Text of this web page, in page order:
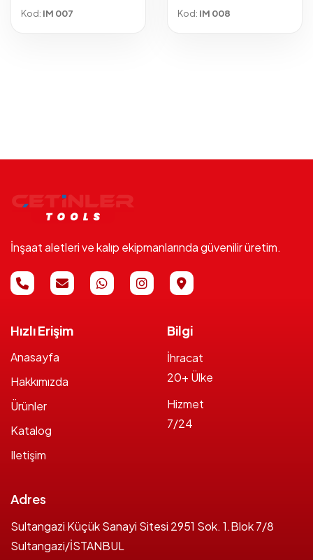
Kod: IM 007 Kod: IM 008
İnşaat aletleri ve kalıp ekipmanlarında güvenilir üretim.
Hızlı Erişim
Anasayfa
Hakkımızda
Ürünler
Katalog
Iletişim
Bilgi
İhracat
20+ Ülke
Hizmet
7/24
Adres
Sultangazi Küçük Sanayi Sitesi 2951 Sok. 1.Blok 7/8
Sultangazi/İSTANBUL